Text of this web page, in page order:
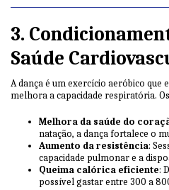
3.
Saúde
A dança é um exercício aeróbico que
melhora a capacidade respiratória.
Melhora da saúde do
natação, a dança fortalece o
Aumento da resistência:
capacidade pulmonar e a
Queima calórica eficiente:
possível gastar entre 300 a